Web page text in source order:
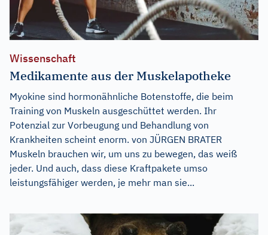
Wissenschaft
Medikamente aus der Muskelapotheke
Myokine sind hormonähnliche Botenstoffe, die beim
Training von Muskeln ausgeschüttet werden. Ihr
Potenzial zur Vorbeugung und Behandlung von
Krankheiten scheint enorm. von JÜRGEN BRATER
Muskeln brauchen wir, um uns zu bewegen, das weiß
jeder. Und auch, dass diese Kraftpakete umso
leistungsfähiger werden, je mehr man sie...